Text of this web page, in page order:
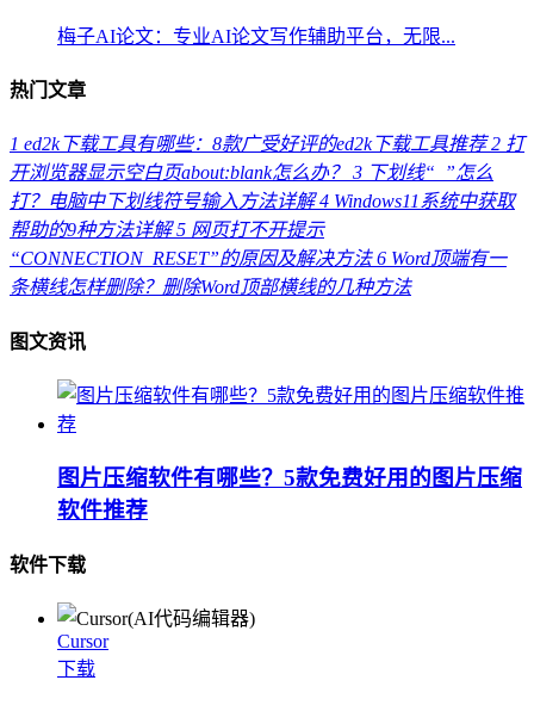
梅子AI论文：专业AI论文写作辅助平台，无限...
热门文章
1 ed2k下载工具有哪些：8款广受好评的ed2k下载工具推荐 2 打
开浏览器显示空白页about:blank怎么办？ 3 下划线“_”怎么
打？电脑中下划线符号输入方法详解 4 Windows11系统中获取
帮助的9种方法详解 5 网页打不开提示
“CONNECTION_RESET”的原因及解决方法 6 Word顶端有一
条横线怎样删除？删除Word顶部横线的几种方法
图文资讯
图片压缩软件有哪些？5款免费好用的图片压缩
软件推荐
软件下载
Cursor
下载